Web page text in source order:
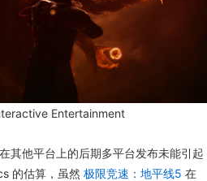
Entertainment
其他平台上的后期多平台发布未能引起
的估算，虽然 极限竞速：地平线5 在